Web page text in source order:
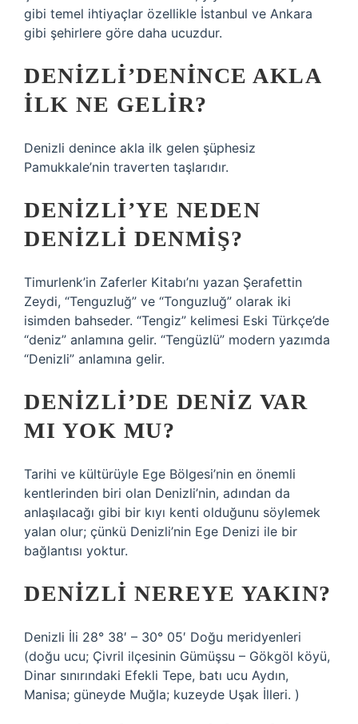
gibi temel ihtiyaçlar özellikle İstanbul ve Ankara
gibi şehirlere göre daha ucuzdur.
DENIZLI’DENINCE AKLA
ILK NE GELIR?
Denizli denince akla ilk gelen şüphesiz
Pamukkale’nin traverten taşlarıdır.
DENIZLI’YE NEDEN
DENIZLI DENMIŞ?
Timurlenk’in Zaferler Kitabı’nı yazan Şerafettin
Zeydi, “Tenguzluğ” ve “Tonguzluğ” olarak iki
isimden bahseder. “Tengiz” kelimesi Eski Türkçe’de
“deniz” anlamına gelir. “Tengüzlü” modern yazımda
“Denizli” anlamına gelir.
DENIZLI’DE DENIZ VAR
MI YOK MU?
Tarihi ve kültürüyle Ege Bölgesi’nin en önemli
kentlerinden biri olan Denizli’nin, adından da
anlaşılacağı gibi bir kıyı kenti olduğunu söylemek
yalan olur; çünkü Denizli’nin Ege Denizi ile bir
bağlantısı yoktur.
DENIZLI NEREYE YAKIN?
Denizli İli 28° 38′ – 30° 05′ Doğu meridyenleri
(doğu ucu; Çivril ilçesinin Gümüşsu – Gökgöl köyü,
Dinar sınırındaki Efekli Tepe, batı ucu Aydın,
Manisa; güneyde Muğla; kuzeyde Uşak İlleri. )